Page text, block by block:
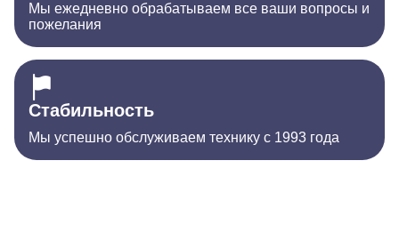
Мы ежедневно обрабатываем все ваши вопросы и
пожелания
Стабильность
Мы успешно обслуживаем технику с 1993 года